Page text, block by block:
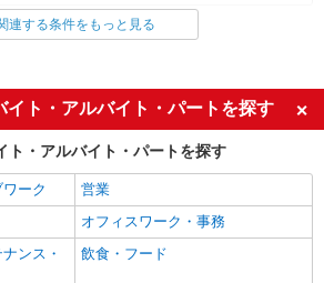
経験：月給243,800円〜400,000円 経験者
長候補）：月給300,000円〜 ※試用期間中は
り20時間、超過時は追加で残業手当支給 ※月
まで交通費支給 ※試用期間（2〜3ヶ月）も
／資格手当／店舗職
当／住宅手当（実家外かつ賃貸の場合のみ別
給）※試用期間明けから支給／特別手当 ※手
種類はエリアにより異なります。詳細は面接
お尋ねください。
宿駅」南口より徒歩1分
詳細を見る
店
長候補募集】接客・販売・お店作り〜マネ
ントまでお任せします◎
馬場駅の求人を探す
駅の求人を探す
フリーター歓迎
昇給あり
週2～3日勤務OK
ープ会
交通費支給
連する条件をもっと見る
イト・アルバイト・パートを探す
ト・アルバイト・パートを探す
ーク
営業
オフィスワーク・事務
ンス・
飲食・フード